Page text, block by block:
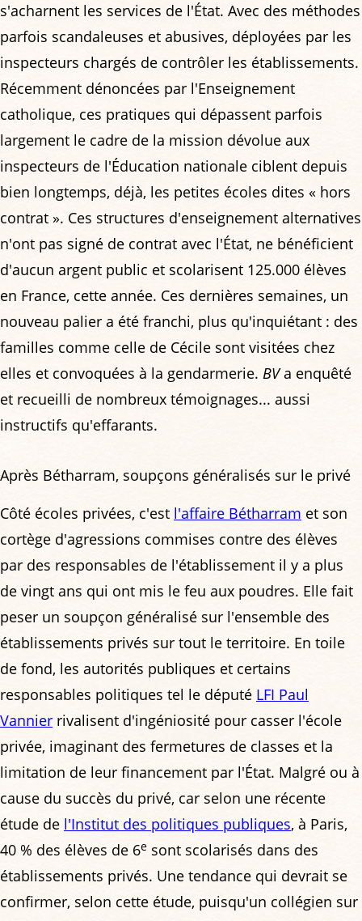
s'acharnent les services de l'État. Avec des méthodes
parfois scandaleuses et abusives, déployées par les
inspecteurs chargés de contrôler les établissements.
Récemment dénoncées par l'Enseignement
catholique, ces pratiques qui dépassent parfois
largement le cadre de la mission dévolue aux
inspecteurs de l'Éducation nationale ciblent depuis
bien longtemps, déjà, les petites écoles dites « hors
contrat ». Ces structures d'enseignement alternatives
n'ont pas signé de contrat avec l'État, ne bénéficient
d'aucun argent public et scolarisent 125.000 élèves
en France, cette année. Ces dernières semaines, un
nouveau palier a été franchi, plus qu'inquiétant : des
familles comme celle de Cécile sont visitées chez
elles et convoquées à la gendarmerie. BVa enquêté
et recueilli de nombreux témoignages... aussi
instructifs qu'effarants.
Après Bétharram, soupçons généralisés sur le privé
Côté écoles privées, c'est l'affaire Bétharram et son
cortège d'agressions commises contre des élèves
par des responsables de l'établissement il y a plus
de vingt ans qui ont mis le feu aux poudres. Elle fait
peser un soupçon généralisé sur l'ensemble des
établissements privés sur tout le territoire. En toile
de fond, les autorités publiques et certains
responsables politiques tel le député LFI Paul
Vannier rivalisent d'ingéniosité pour casser l'école
privée, imaginant des fermetures de classes et la
limitation de leur financement par l'État. Malgré ou à
cause du succès du privé, car selon une récente
étude de l'Institut des politiques publiques, à Paris,
40 % des élèves de 6e sont scolarisés dans des
établissements privés. Une tendance qui devrait se
confirmer, selon cette étude, puisqu'un collégien sur